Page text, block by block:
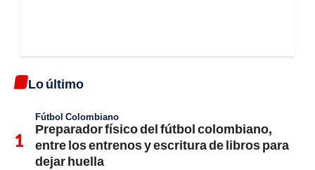
Lo último
Fútbol Colombiano
Preparador físico del fútbol colombiano,
entre los entrenos y escritura de libros para
dejar huella